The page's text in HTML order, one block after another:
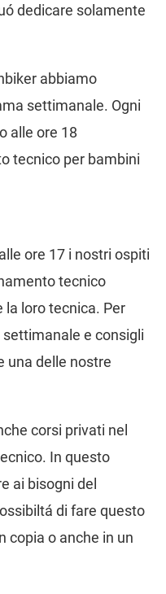
dedicare solamente
abbiamo
settimanale. Ogni
alle ore 18
tecnico per bambini
ore 17 i nostri ospiti
tecnico
loro tecnica. Per
e consigli
una delle nostre
corsi privati nel
In questo
ai bisogni del
di fare questo
copia o anche in un